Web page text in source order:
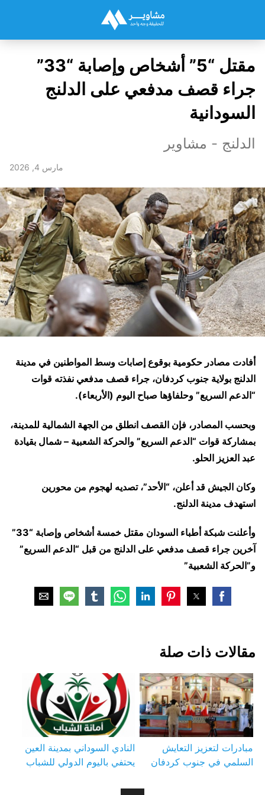
مقتل “5” أشخاص وإصابة “33”
جراء قصف مدفعي على الدلنج
السودانية
الدلنج - مشاوير
مارس 4, 2026
أفادت مصادر حكومية بوقوع إصابات وسط المواطنين في مدينة
الدلنج بولاية جنوب كردفان، جراء قصف مدفعي نفذته قوات
“الدعم السريع” وحلفاؤها صباح اليوم (الأربعاء).
وبحسب المصادر، فإن القصف انطلق من الجهة الشمالية للمدينة،
بمشاركة قوات “الدعم السريع” والحركة الشعبية – شمال بقيادة
عبد العزيز الحلو.
وكان الجيش قد أعلن، “الأحد”، تصديه لهجوم من محورين
استهدف مدينة الدلنج.
وأعلنت شبكة أطباء السودان مقتل خمسة أشخاص وإصابة “33”
آخرين جراء قصف مدفعي على الدلنج من قبل “الدعم السريع”
و”الحركة الشعبية”
مقالات ذات صلة
مبادرات لتعزيز التعايش
السلمي في جنوب كردفان
النادي السوداني بمدينة العين
يحتفي باليوم الدولي للشباب